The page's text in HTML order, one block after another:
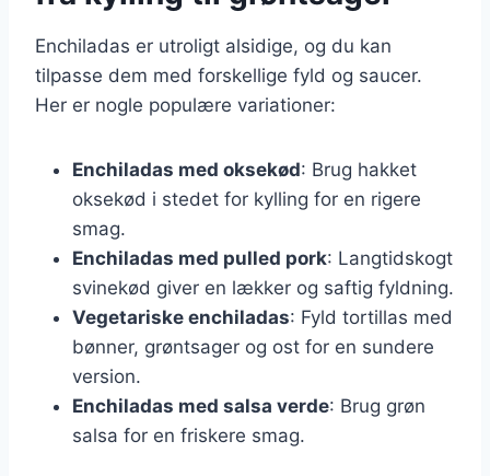
Enchiladas er utroligt alsidige, og du kan
tilpasse dem med forskellige fyld og saucer.
Her er nogle populære variationer:
Enchiladas med oksekød: Brug hakket
oksekød i stedet for kylling for en rigere
smag.
Enchiladas med pulled pork: Langtidskogt
svinekød giver en lækker og saftig fyldning.
Vegetariske enchiladas: Fyld tortillas med
bønner, grøntsager og ost for en sundere
version.
Enchiladas med salsa verde: Brug grøn
salsa for en friskere smag.